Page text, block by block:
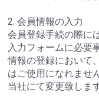
2. 会員情報の入力
会員登録手続の際に
入力フォームに必要
情報の登録において
はご使用になれませ
当社にて変更致しま